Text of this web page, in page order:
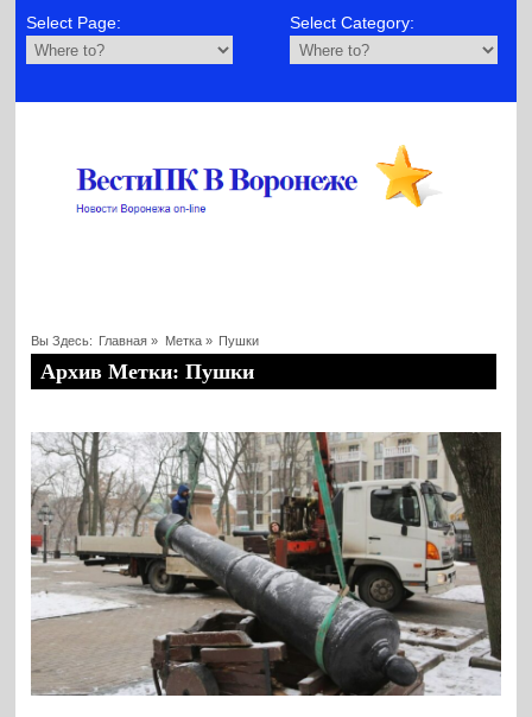
Select Page: Select Category:
Вы Здесь: Главная » Метка » Пушки
Архив Метки: Пушки